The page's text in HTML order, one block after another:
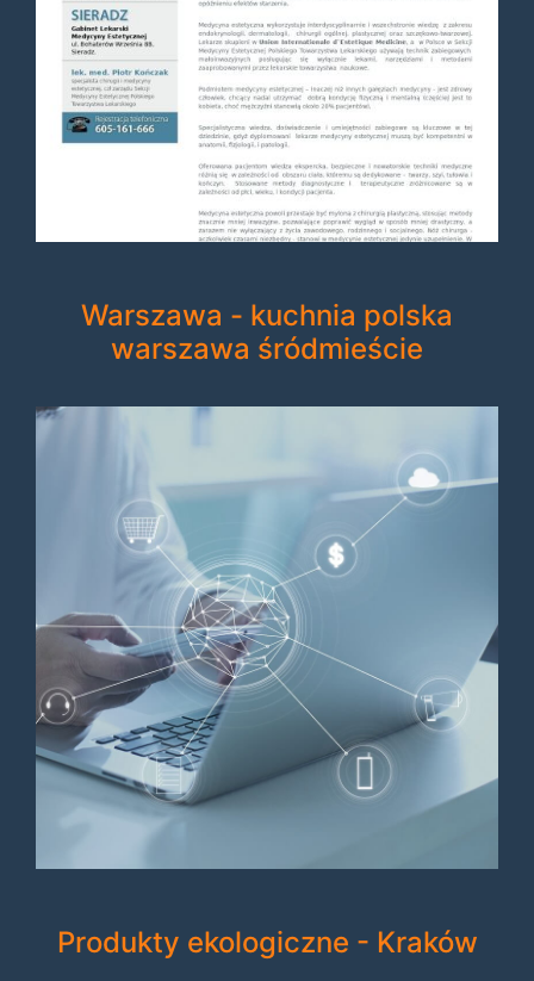
Warszawa - kuchnia polska
warszawa śródmieście
Produkty ekologiczne - Kraków